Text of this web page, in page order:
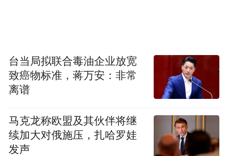
台当局拟联合毒油企业放宽
致癌物标准，蒋万安：非常
离谱
马克龙称欧盟及其伙伴将继
续加大对俄施压，扎哈罗娃
发声